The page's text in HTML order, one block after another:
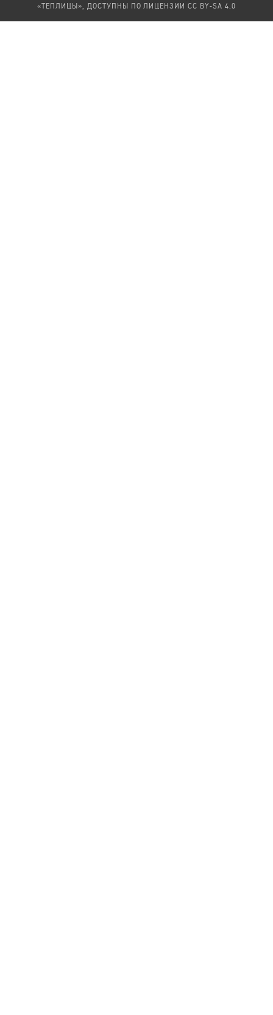
«ТЕПЛИЦЫ», ДОСТУПНЫ ПО ЛИЦЕНЗИИCC BY-SA 4.0